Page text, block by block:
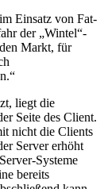
Einsatz von Fat-
der „Wintel“-
Markt, für
liegt die
Seite des Client.
nicht die Clients
Server erhöht
Systeme
bereits